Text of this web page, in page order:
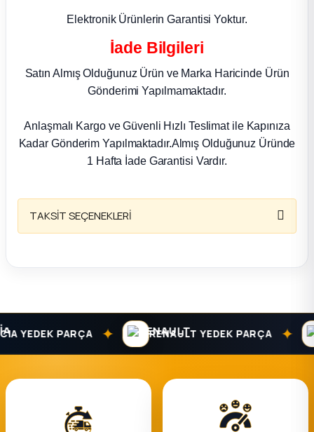
Elektronik Ürünlerin Garantisi Yoktur.
İade Bilgileri
Satın Almış Olduğunuz Ürün ve Marka Haricinde Ürün
Gönderimi Yapılmamaktadır.
Anlaşmalı Kargo ve Güvenli Hızlı Teslimat ile Kapınıza
Kadar Gönderim Yapılmaktadır.Almış Olduğunuz Üründe
1 Hafta İade Garantisi Vardır.
TAKSİT SEÇENEKLERİ
YEDEK PARÇA ✦ RENAULT YEDEK PARÇA ✦